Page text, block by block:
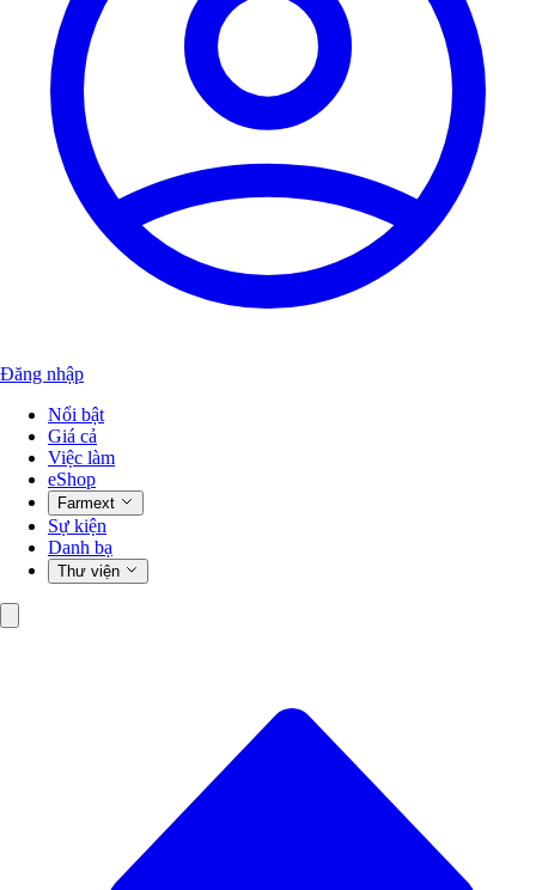
Đăng nhập
Nổi bật
Giá cả
Việc làm
eShop
Farmext
Sự kiện
Danh bạ
Thư viện